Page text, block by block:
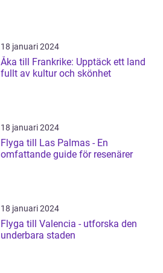
18 januari 2024
Åka till Frankrike: Upptäck ett land
fullt av kultur och skönhet
18 januari 2024
Flyga till Las Palmas - En
omfattande guide för resenärer
18 januari 2024
Flyga till Valencia - utforska den
underbara staden